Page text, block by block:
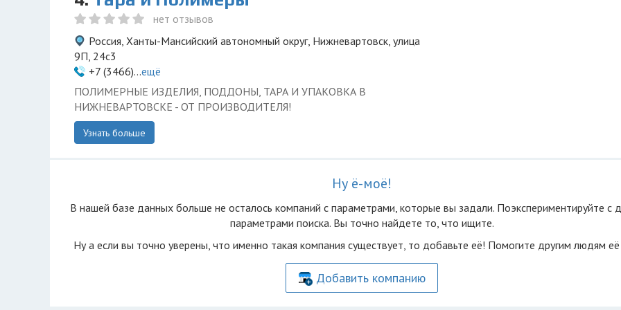
нет отзывов
Россия, Ханты-Мансийский автономный округ, Нижневартовск, улица
9П, 24с3
+7 (3466)...ещё
ПОЛИМЕРНЫЕ ИЗДЕЛИЯ, ПОДДОНЫ, ТАРА И УПАКОВКА В
НИЖНЕВАРТОВСКЕ - ОТ ПРОИЗВОДИТЕЛЯ!
Узнать больше
Ну ё-моё!
В нашей базе данных больше не осталоcь компаний с параметрами, которые вы задали. Поэкспериментируйте с
параметрами поиска. Вы точно найдете то, что ищите.
Ну а если вы точно уверены, что именно такая компания существует, то добавьте её! Помогите другим людям
Добавить компанию